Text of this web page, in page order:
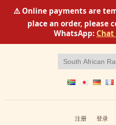
⚠️ Online payments are
place an order, please
WhatsApp:
注册 登录